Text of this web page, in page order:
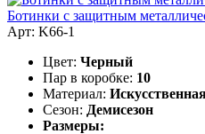
Ботинки с защитным
Арт: K66-1
Цвет: Черный
Пар в коробке: 10
Материал:
Сезон: Демисезон
Размеры: